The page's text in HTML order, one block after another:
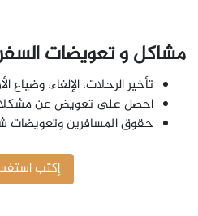
مشاكل و تعويضات
تأخير الرحلات، الإلغاء، وضياع
احصل على تعويض عن
حقوق المسافرين وتعويضات
إكتب